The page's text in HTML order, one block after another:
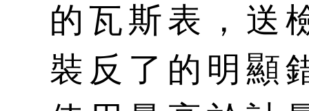
的瓦斯表，送
裝反了的明顯